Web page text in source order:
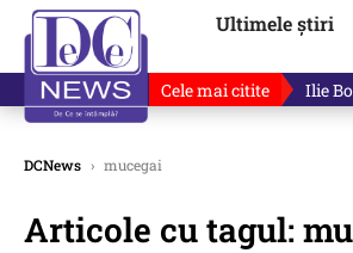
Ultimele știri
Cele mai citite Ilie
DCNews › mucegai
Articole cu tagul: